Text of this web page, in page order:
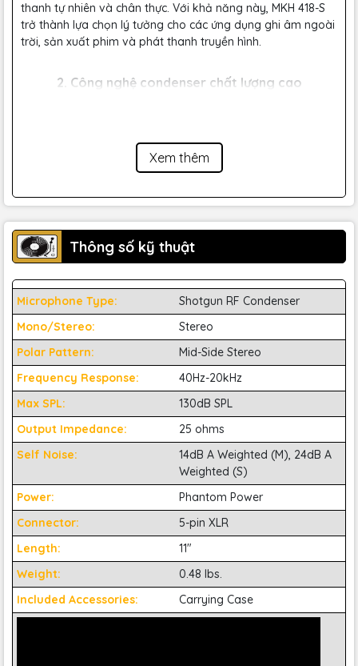
thanh tự nhiên và chân thực. Với khả năng này, MKH 418-S
trở thành lựa chọn lý tưởng cho các ứng dụng ghi âm ngoài
trời, sản xuất phim và phát thanh truyền hình.
2. Công nghệ condenser chất lượng cao
tần rộng từ 40 Hz đến 20 kHz, MKH 418-S có thể thu âm mọi
chi tiết âm thanh từ những tần số thấp cho đến cao. Ngoài
ra, độ nhạy cao của microphone giúp giảm thiểu tiếng ồn
âm thanh đầu ra luôn ổn định và sắc nét.
3. Chống ồn và chịu được điều kiện thời tiết khắc
nghiệt
Xem thêm
Thông số kỹ thuật
Microphone Type:
Shotgun RF Condenser
Mono/Stereo:
Stereo
Polar Pattern:
Mid-Side Stereo
Frequency Response:
40Hz-20kHz
Max SPL:
130dB SPL
Output Impedance:
25 ohms
Self Noise:
14dB A Weighted (M), 24dB A
Weighted (S)
Power:
Phantom Power
Connector:
5-pin XLR
Length:
11"
Weight:
0.48 lbs.
Included Accessories:
Carrying Case